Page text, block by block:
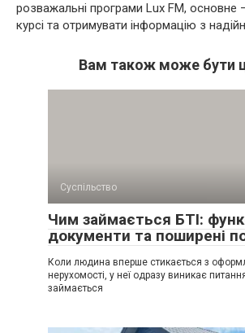
розважальні програми Lux FM, основне
курсі та отримувати інформацію з
Вам також може бути
Суспільство
Чим займається БТІ:
документи та поширені
Коли людина вперше стикається з
нерухомості, у неї одразу виникає
займається